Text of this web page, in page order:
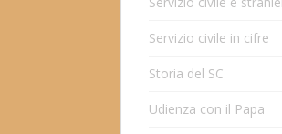
Servizio civile in cifre
Storia del SC
Udienza con il Papa